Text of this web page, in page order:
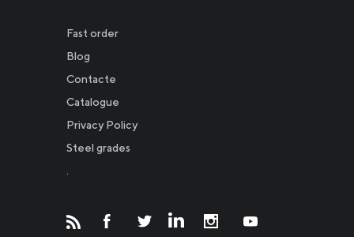
Fast order
Blog
Contacte
Catalogue
Privacy Policy
Steel grades
.
Новости
Инвесторам